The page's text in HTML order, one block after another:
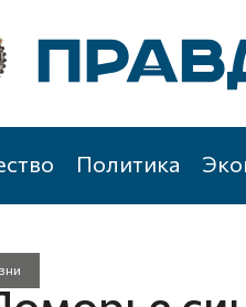
Политика